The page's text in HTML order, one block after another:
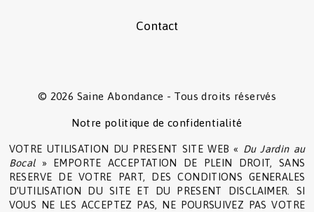
Contact
© 2026 Saine Abondance - Tous droits réservés
Notre politique de confidentialité
VOTRE UTILISATION DU PRESENT SITE WEB « Du Jardin au
Bocal» EMPORTE ACCEPTATION DE PLEIN DROIT, SANS
RESERVE DE VOTRE PART, DES CONDITIONS GENERALES
D’UTILISATION DU SITE ET DU PRESENT DISCLAIMER. SI
VOUS NE LES ACCEPTEZ PAS, NE POURSUIVEZ PAS VOTRE